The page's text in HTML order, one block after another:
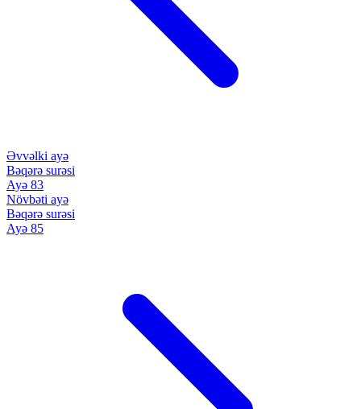
Əvvəlki ayə
Bəqərə surəsi
Ayə 83
Növbəti ayə
Bəqərə surəsi
Ayə 85